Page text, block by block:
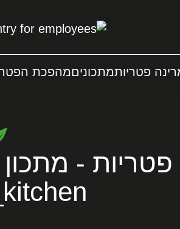
פטריותמתכוניםמהפכת
פטריות -